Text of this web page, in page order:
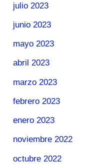
julio 2023
junio 2023
mayo 2023
abril 2023
marzo 2023
febrero 2023
enero 2023
noviembre 2022
octubre 2022